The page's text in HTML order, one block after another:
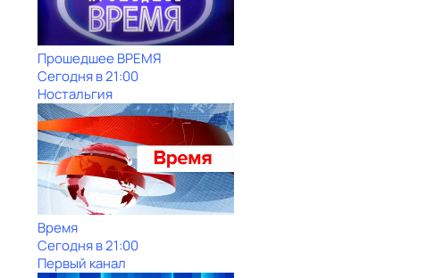
Прошедшее ВРЕМЯ
Сегодня в 21:00
Ностальгия
Время
Сегодня в 21:00
Первый канал